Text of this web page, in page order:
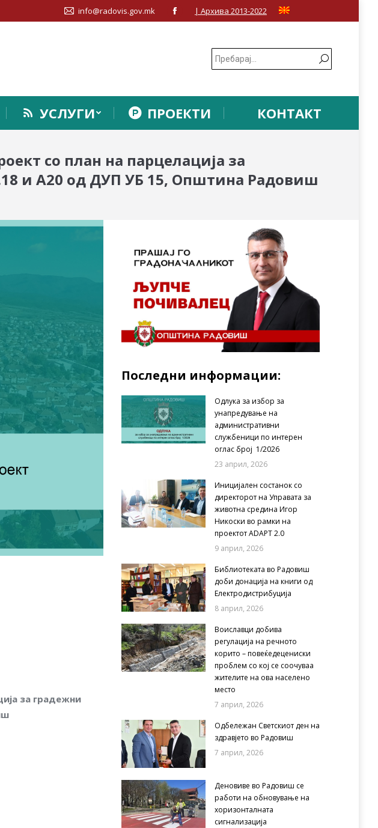
info@radovis.gov.mk
Facebook
window
| Архива 2013-2022
УСЛУГИ ПРОЕКТИ КОНТАКТ
со план на парцелација за
и А20 од ДУП УБ 15, Општина Радовиш
за градежни
Последни информации:
Одлука за избор за
унапредување на
административни
службеници по интерен
оглас број 1/2026
23 април, 2026
Иницијален состанок со
директорот на Управата за
животна средина Игор
Никоски во рамки на
проектот ADAPT 2.0
9 април, 2026
Библиотеката во Радовиш
доби донација на книги од
Електродистрибуција
8 април, 2026
Воиславци добива
регулација на речното
корито – повеќедецениски
проблем со кој се соочуваа
жителите на ова населено
место
7 април, 2026
Одбележан Светскиот ден на
здравјето во Радовиш
7 април, 2026
Деновиве во Радовиш се
работи на обновување на
хоризонталната
сигнализација